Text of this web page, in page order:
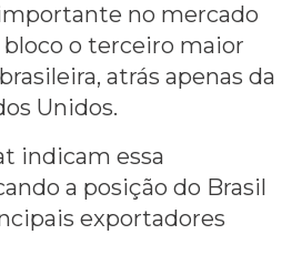
no mercado
o terceiro maior
atrás apenas da
Unidos.
indicam essa
a posição do Brasil
exportadores